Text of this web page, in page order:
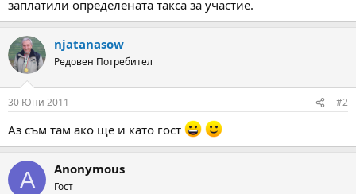
заплатили определената такса за участие.
njatanasow
Редовен Потребител
30 Юни 2011 #2
Аз съм там ако ще и като гост
A Anonymous
Гост